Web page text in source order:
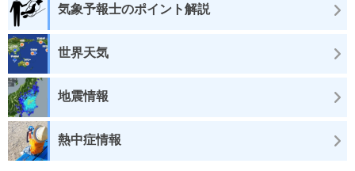
気象予報士のポイント解説
世界天気
地震情報
熱中症情報